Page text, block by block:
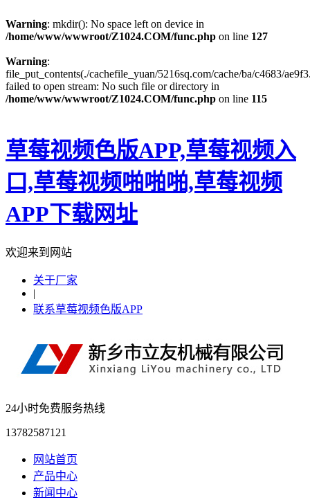
Warning: mkdir(): No space left on device in
/home/www/wwwroot/Z1024.COM/func.php on line 127
Warning:
file_put_contents(./cachefile_yuan/5216sq.com/cache/ba/c4683/
failed to open stream: No such file or directory in
/home/www/wwwroot/Z1024.COM/func.php on line 115
草莓视频色版APP,草莓视频入
口,草莓视频啪啪啪,草莓视频
APP下载网址
欢迎来到网站
关于厂家
|
联系草莓视频色版APP
24小时免费服务热线
13782587121
网站首页
产品中心
新闻中心